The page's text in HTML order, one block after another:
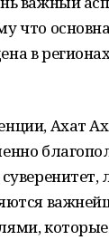
что
в
Ахат